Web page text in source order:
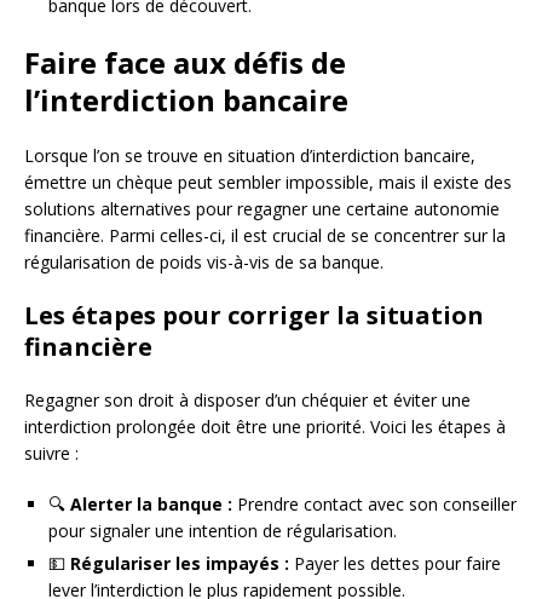
banque lors de découvert.
Faire face aux défis de
l’interdiction bancaire
Lorsque l’on se trouve en situation d’interdiction bancaire,
émettre un chèque peut sembler impossible, mais il existe des
solutions alternatives pour regagner une certaine autonomie
financière. Parmi celles-ci, il est crucial de se concentrer sur la
régularisation de poids vis-à-vis de sa banque.
Les étapes pour corriger la situation
financière
Regagner son droit à disposer d’un chéquier et éviter une
interdiction prolongée doit être une priorité. Voici les étapes à
suivre :
🔍 Alerter la banque : Prendre contact avec son conseiller
pour signaler une intention de régularisation.
💵 Régulariser les impayés : Payer les dettes pour faire
lever l’interdiction le plus rapidement possible.